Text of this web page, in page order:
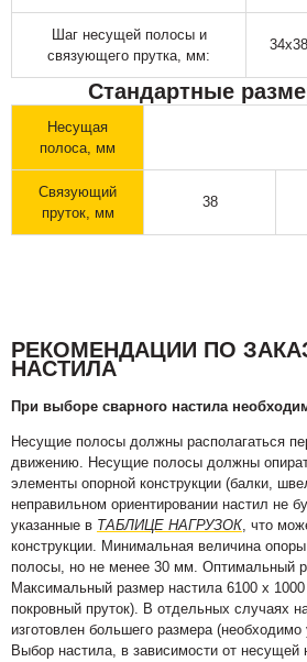
Шаг несущей полосы и
связующего прутка, мм:
Стандартные
Несущая
полоса, мм
Связующий
пруток, мм
38
РЕКОМЕНДАЦИИ ПО
НАСТИЛА
При выборе сварного настила
Несущие полосы должны располагаться
движению. Несущие полосы должны
элементы опорной конструкции (балки,
неправильном ориентировании настил не
указанные в ТАБЛИЦЕ НАГРУЗОК, что
конструкции. Минимальная величина
полосы, но не менее 30 мм. Оптимальный
Максимальный размер настила 6100 х
покровный пруток). В отдельных случаях
изготовлен большего размера (необходимо
Выбор настила, в зависимости от несущей